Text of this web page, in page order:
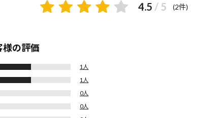
4.5 / 5 (2件)
様の評価
1人
1人
0人
0人